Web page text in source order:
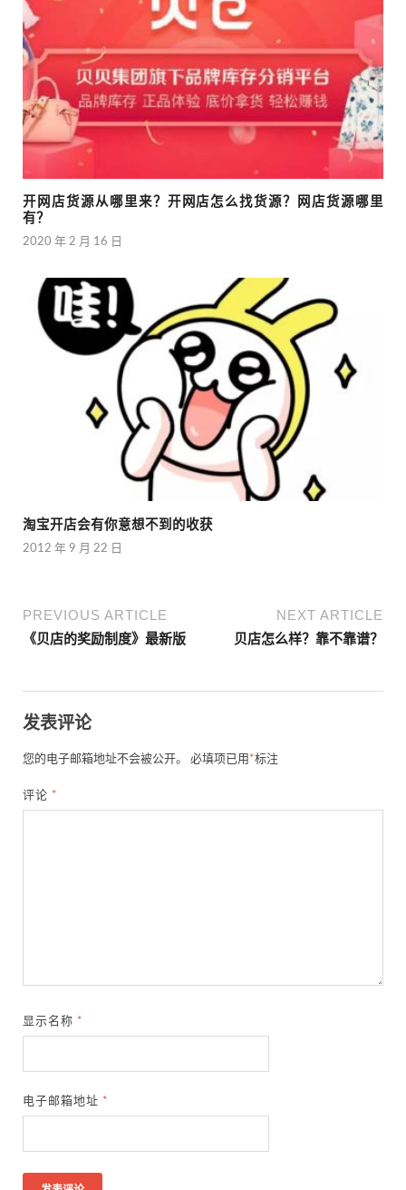
开网店货源从哪里来？开网店怎么找货源？网店货源哪里
有？
2020 年 2 月 16 日
淘宝开店会有你意想不到的收获
2012 年 9 月 22 日
PREVIOUS ARTICLE
《贝店的奖励制度》最新版
NEXT ARTICLE
贝店怎么样？靠不靠谱？
发表评论
您的电子邮箱地址不会被公开。 必填项已用 *标注
评论 *
显示名称 *
电子邮箱地址 *